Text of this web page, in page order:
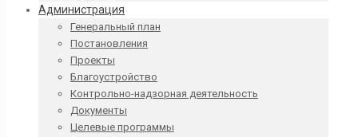
Администрация
Генеральный план
Постановления
Проекты
Благоустройство
Контрольно-надзорная деятельность
Документы
Целевые программы